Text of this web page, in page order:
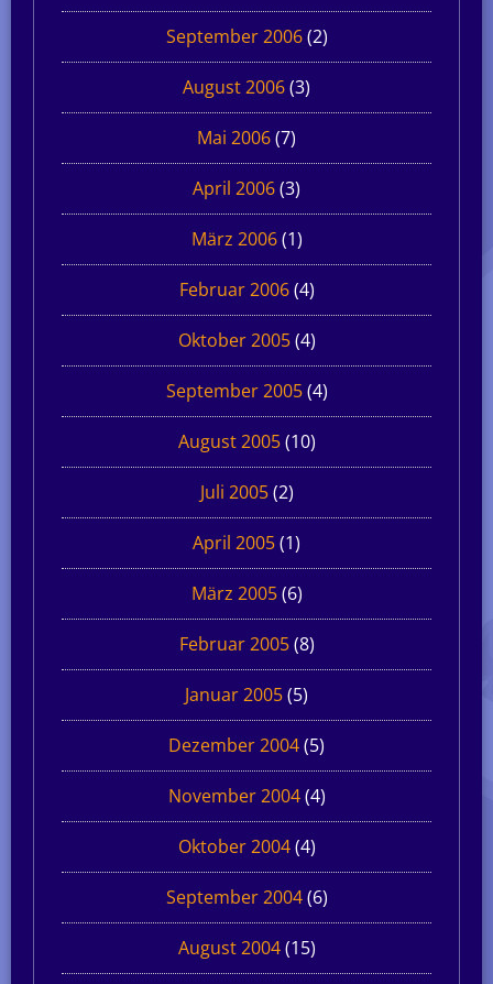
September 2006(2)
August 2006(3)
Mai 2006(7)
April 2006(3)
März 2006(1)
Februar 2006(4)
Oktober 2005(4)
September 2005(4)
August 2005(10)
Juli 2005(2)
April 2005(1)
März 2005(6)
Februar 2005(8)
Januar 2005(5)
Dezember 2004(5)
November 2004(4)
Oktober 2004(4)
September 2004(6)
August 2004(15)